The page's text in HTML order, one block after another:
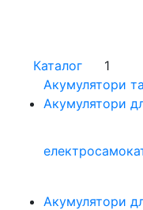
Каталог
1
Акумулятори
Акумулятори
Акумулятори